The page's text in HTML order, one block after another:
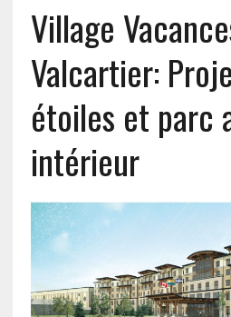
Village
Valcartier:
étoiles et parc
intérieur